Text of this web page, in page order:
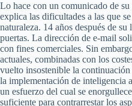
Lo hace con un comunicado de
explica las dificultades a las que
naturaleza. 14 años después de
puertas. La dirección de e-mail
con fines comerciales. Sin
actuales, combinadas con los
vuelto insostenible la
la implementación de inteligencia
un esfuerzo del cual se
suficiente para contrarrestar los